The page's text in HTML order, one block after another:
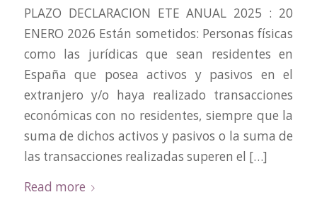
PLAZO DECLARACION ETE ANUAL 2025 : 20
ENERO 2026 Están sometidos: Personas físicas
como las jurídicas que sean residentes en
España que posea activos y pasivos en el
extranjero y/o haya realizado transacciones
económicas con no residentes, siempre que la
suma de dichos activos y pasivos o la suma de
las transacciones realizadas superen el […]
Read more